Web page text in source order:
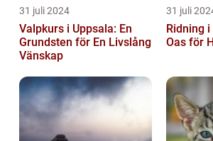
31 juli 2024
Valpkurs i Uppsala: En
Grundsten för En Livslång
Vänskap
31 juli
Ridning
Oas för